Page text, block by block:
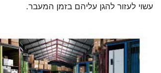
עשוי לעזור להגן עליהם בזמן המעבר.